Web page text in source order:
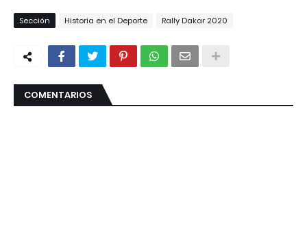
Sección Historia en el Deporte Rally Dakar 2020
COMENTARIOS